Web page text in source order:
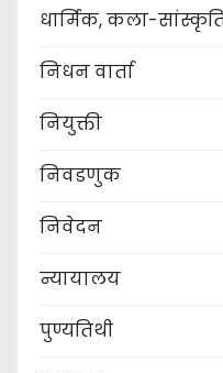
धार्मिक, कला-
निधन वार्ता
नियुक्ती
निवडणुक
निवेदन
न्यायालय
पुण्यतिथी